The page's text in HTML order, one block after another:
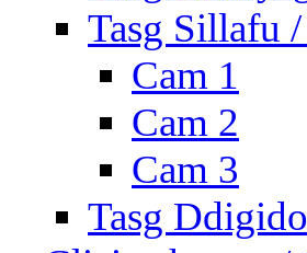
Tasg Sillafu
Cam 1
Cam 2
Cam 3
Tasg